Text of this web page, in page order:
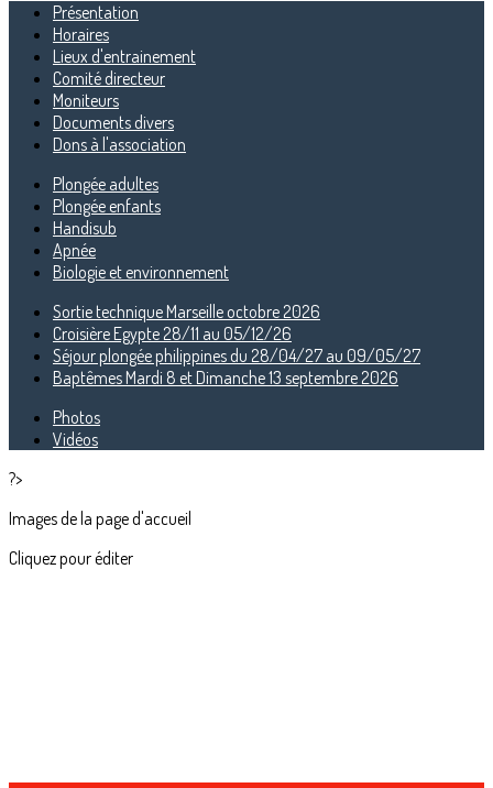
Présentation
Horaires
Lieux d'entrainement
Comité directeur
Moniteurs
Documents divers
Dons à l'association
Plongée adultes
Plongée enfants
Handisub
Apnée
Biologie et environnement
Sortie technique Marseille octobre 2026
Croisière Egypte 28/11 au 05/12/26
Séjour plongée philippines du 28/04/27 au 09/05/27
Baptêmes Mardi 8 et Dimanche 13 septembre 2026
Photos
Vidéos
?>
Images de la page d'accueil
Cliquez pour éditer